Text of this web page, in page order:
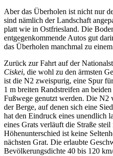
Aber das Überholen ist nicht nur
sind nämlich der Landschaft
platt wie in Ostfriesland. Die
entgegenkommende Autos gut
das Überholen manchmal zu
Zurück zur Fahrt auf der
Ciskei, die wohl zu den ärmsten
ist die N2 zweispurig, eine Spur
1 m breiten Randstreifen an
Fußwege genutzt werden. Die N2
der Berge, auf denen sich eine
hat den Eindruck eines unendlich
eines Grats verläuft die Straße
Höhenunterschied ist keine
nächsten Grat. Die erlaubte
Bevölkerungsdichte 40 bis 120